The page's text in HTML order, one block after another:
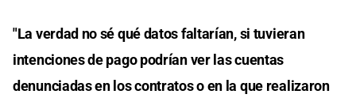
"La verdad no sé qué datos faltarían, si tuvieran
intenciones de pago podrían ver las cuentas
denunciadas en los contratos o en la que realizaron